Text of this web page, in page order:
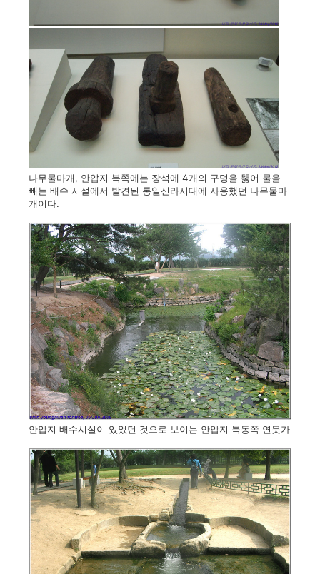
나무물마개, 안압지 북쪽에는 장석에 4개의 구멍을 뚫어 물을
빼는 배수 시설에서 발견된 통일신라시대에 사용했던 나무물마
개이다.
안압지 배수시설이 있었던 것으로 보이는 안압지 북동쪽 연못가